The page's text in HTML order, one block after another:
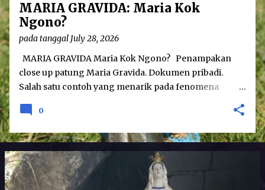
MARIA GRAVIDA: Maria Kok
Ngono?
pada tanggal July 28, 2026
MARIA GRAVIDA Maria Kok Ngono? Penampakan
close up patung Maria Gravida. Dokumen pribadi.
Salah satu contoh yang menarik pada fenomena
Gravida. Karya tersebut menampilkan sosok Maria
patung Maria Gravida bukanlah merupakan hal yang
betul-betul baru; telah ditemukan seni patung Maria
Gravida pada tahun 1400-an di Eropa. Namun
demikian, patung yang menggambarkan perawan
0